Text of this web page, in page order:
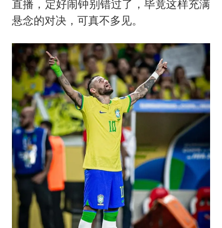
直播，定好闹钟别错过了，毕竟这样充满
悬念的对决，可真不多见。